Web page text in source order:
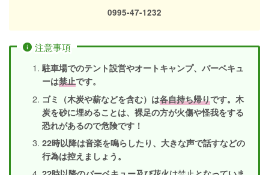
0995-47-1232
注意事項
駐車場でのテント設営やオートキャンプ、バーベキュ
ーは禁止です。
ゴミ（木炭や薪などを含む）は各自持ち帰りです。木
炭を砂に埋めることは、裸足の方が火傷や怪我をする
恐れがあるので危険です！
22時以降は音楽を鳴らしたり、大きな声で話すなどの
行為は控えましょう。